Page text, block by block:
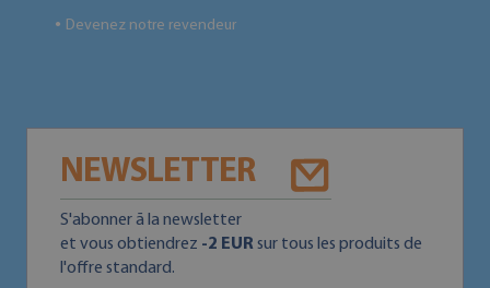
● Devenez notre revendeur
NEWSLETTER
S'abonner ā la newsletter
et vous obtiendrez -2 EUR sur tous les produits de
l'offre standard.